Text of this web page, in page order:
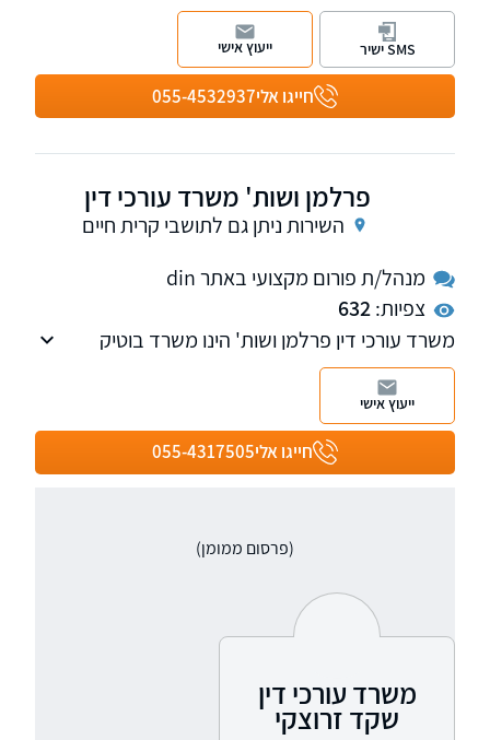
העוסק בתחום נזקי גוף ותאונות וכן הביטוח הלאומי.
חייגו אלי055-4532937
SMS ישיר ייעוץ אישי
פרלמן ושות' משרד עורכי דין
השירות ניתן גם לתושבי קרית חיים
מנהל/ת פורום מקצועי באתר din
צפיות:632
משרד עורכי דין פרלמן ושות' הינו משרד בוטיק
מוביל, העוסק במגוון רחב של תחומי המשפט
האזרחי-מסחרי, ומעניק שירותים משפטיים
מקצועיים, יצירתיים ומותאמים אישית לחברות,
עמותות ולקוחות פרטיים. המשרד חרט על דגלו
מצוינות, שקיפות ומחויבות עמוקה לכל לקוח,
חייגו אלי055-4317505
ייעוץ אישי
(פרסום ממומן)
משרד עורכי דין
שקד זרוצקי